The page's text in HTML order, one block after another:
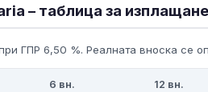
– таблица за изплащане
ГПР 6,50 %. Реалната вноска се
6 вн. 12 вн.